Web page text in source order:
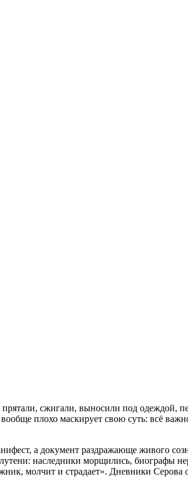
сжигали, выносили под одеждой,
плохо маскирует свою суть: всё
а документ раздражающе живого
наследники морщились, биографы
молчит и страдает». Дневники Серова